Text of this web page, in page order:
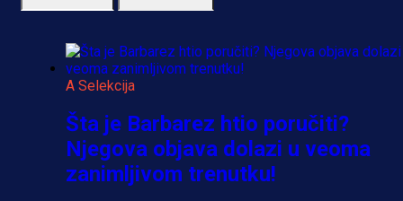
A Selekcija
Šta je Barbarez htio poručiti?
Njegova objava dolazi u veoma
zanimljivom trenutku!